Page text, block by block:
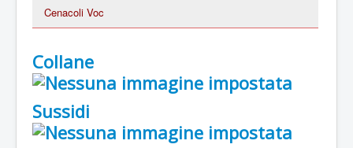
Cenacoli Voc
Collane
Sussidi